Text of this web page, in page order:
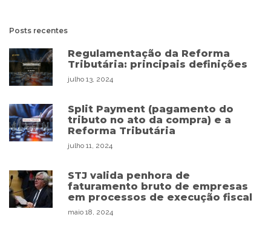
Posts recentes
Regulamentação da Reforma
Tributária: principais definições
julho 13, 2024
Split Payment (pagamento do
tributo no ato da compra) e a
Reforma Tributária
julho 11, 2024
STJ valida penhora de
faturamento bruto de empresas
em processos de execução fiscal
maio 18, 2024